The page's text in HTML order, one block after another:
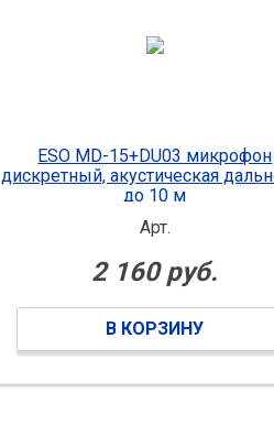
ESO MD-15+DU03 микрофон
дискретный, акустическая
до 10 м
Арт.
2 160 руб.
В КОРЗИНУ